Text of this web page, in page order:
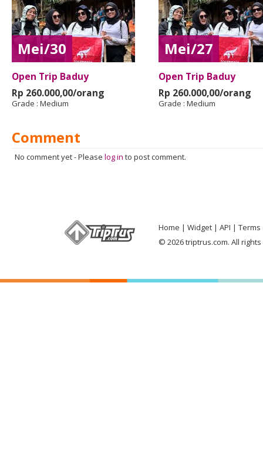
Mei/30
Open Trip Baduy
Rp 260.000,00/orang
Grade : Medium
Mei/27
Open Trip Baduy
Rp 260.000,00/orang
Grade : Medium
Comment
No comment yet-Please log in to post comment.
Home Widget API
Terms
© 2026 triptrus.com. All